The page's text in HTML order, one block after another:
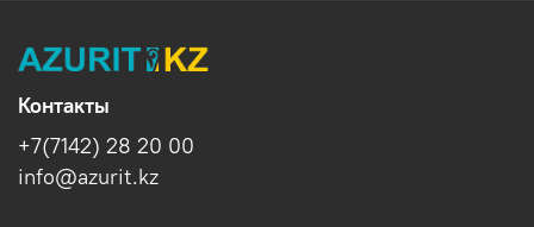
Контакты
+7(7142) 28 20 00
info@azurit.kz